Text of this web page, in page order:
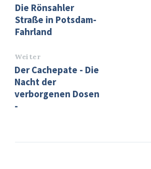
Die Rönsahler
Straße in Potsdam-
Fahrland
Weiter
Der Cachepate - Die
Nacht der
verborgenen Dosen
-